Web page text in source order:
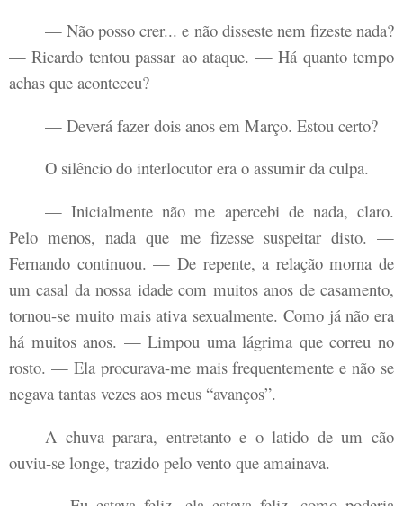
— Não posso crer... e não disseste nem fizeste nada?
— Ricardo tentou passar ao ataque. — Há quanto tempo
achas que aconteceu?
— Deverá fazer dois anos em Março. Estou certo?
O silêncio do interlocutor era o assumir da culpa.
— Inicialmente não me apercebi de nada, claro.
Pelo menos, nada que me fizesse suspeitar disto. —
Fernando continuou. — De repente, a relação morna de
um casal da nossa idade com muitos anos de casamento,
tornou-se muito mais ativa sexualmente. Como já não era
há muitos anos. — Limpou uma lágrima que correu no
rosto. — Ela procurava-me mais frequentemente e não se
negava tantas vezes aos meus “avanços”.
A chuva parara, entretanto e o latido de um cão
ouviu-se longe, trazido pelo vento que amainava.